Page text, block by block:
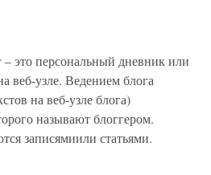
это персональный дневник или
веб-узле. Ведением блога
на веб-узле блога)
называют блоггером.
записямиили статьями.